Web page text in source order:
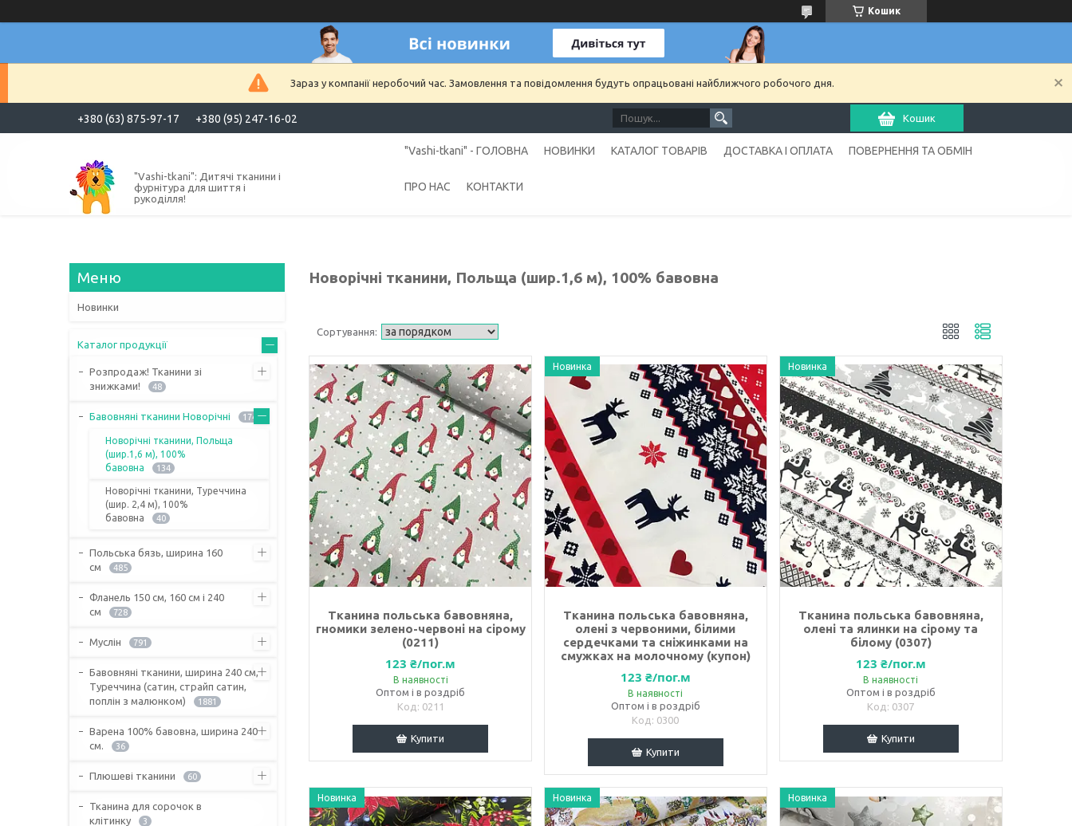
Кошик
Зараз у компанії неробочий час. Замовлення та повідомлення будуть опрацьовані найближчого робочого дня.
+380 (63) 875-97-17 +380 (95) 247-16-02 Кошик
"Vashi-tkani": Дитячі тканини і
фурнітура для шиття і
рукоділля!
"Vashi-tkani" - ГОЛОВНА НОВИНКИ КАТАЛОГ ТОВАРІВ ДОСТАВКА І ОПЛАТА ПОВЕРНЕННЯ ТА ОБМІН
ПРО НАС КОНТАКТИ
Новорічні тканини, Польща (шир.1,6 м), 100% бавовна
Тканина польська бавовняна,
гномики зелено-червоні на сірому
(0211)
123 ₴/пог.м
В наявності
Оптом і в роздріб
0211
Купити
Новинка
Тканина польська бавовняна,
олені з червоними, білими
сердечками та сніжинками на
смужках на молочному (купон)
123 ₴/пог.м
В наявності
Оптом і в роздріб
0300
Купити
Новинка
Тканина польська бавовняна,
олені та ялинки на сірому та
білому (0307)
123 ₴/пог.м
В наявності
Оптом і в роздріб
0307
Купити
Новинка Новинка Новинка
Новинки
Каталог продукції
Розпродаж! Тканини зі
знижками!
48
Бавовняні тканини Новорічні 174
Новорічні тканини, Польща
(шир.1,6 м), 100%
бавовна
134
Новорічні тканини, Туреччина
(шир. 2,4 м), 100%
бавовна
40
Польська бязь, ширина 160
см
485
Фланель 150 см, 160 см і 240
см
728
Муслін 791
Бавовняні тканини, ширина 240 см,
Туреччина (сатин, страйп сатин,
поплін з малюнком)
1881
Варена 100% бавовна, ширина 240
см.
36
Плюшеві тканини 60
Тканина для сорочок в
клітинку
3